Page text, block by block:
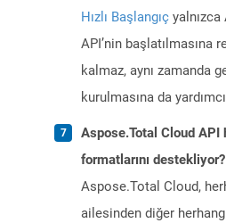
Hızlı Başlangıç
API’nin başlatılmasına
kalmaz, aynı zamanda
kurulmasına da
Aspose.Total Cloud API
formatlarını destekliyor?
Aspose.Total Cloud,
ailesinden diğer